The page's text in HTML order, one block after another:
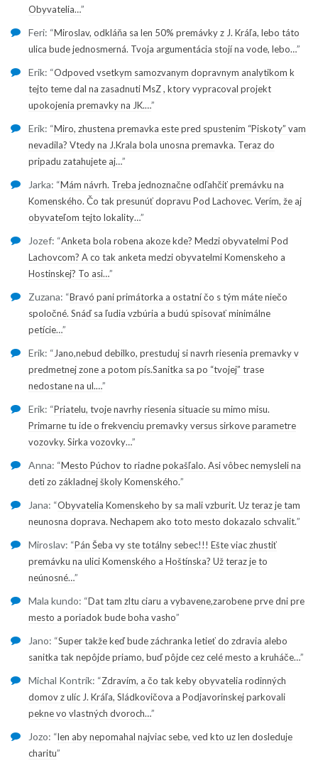
Obyvatelia…”
Feri: “Miroslav, odkláňa sa len 50% premávky z J. Kráľa, lebo táto
ulica bude jednosmerná. Tvoja argumentácia stojí na vode, lebo…”
Erik: “Odpoved vsetkym samozvanym dopravnym analytikom k
tejto teme dal na zasadnuti MsZ , ktory vypracoval projekt
upokojenia premavky na JK.…”
Erik: “Miro, zhustena premavka este pred spustenim “Piskoty” vam
nevadila? Vtedy na J.Krala bola unosna premavka. Teraz do
pripadu zatahujete aj…”
Jarka: “Mám návrh. Treba jednoznačne odľahčiť premávku na
Komenského. Čo tak presunúť dopravu Pod Lachovec. Verím, že aj
obyvateľom tejto lokality…”
Jozef: “Anketa bola robena akoze kde? Medzi obyvatelmi Pod
Lachovcom? A co tak anketa medzi obyvatelmi Komenskeho a
Hostinskej? To asi…”
Zuzana: “Bravó pani primátorka a ostatní čo s tým máte niečo
spoločné. Snáď sa ľudia vzbúria a budú spisovať minimálne
petície…”
Erik: “Jano,nebud debilko, prestuduj si navrh riesenia premavky v
predmetnej zone a potom pís.Sanitka sa po “tvojej” trase
nedostane na ul.…”
Erik: “Priatelu, tvoje navrhy riesenia situacie su mimo misu.
Primarne tu ide o frekvenciu premavky versus sirkove parametre
vozovky. Sirka vozovky…”
Anna: “Mesto Púchov to riadne pokašľalo. Asi vôbec nemysleli na
deti zo základnej školy Komenského.”
Jana: “Obyvatelia Komenskeho by sa mali vzburit. Uz teraz je tam
neunosna doprava. Nechapem ako toto mesto dokazalo schvalit.”
Miroslav: “Pán Šeba vy ste totálny sebec!!! Ešte viac zhustiť
premávku na ulici Komenského a Hoštínska? Už teraz je to
neúnosné…”
Mala kundo: “Dat tam zltu ciaru a vybavene,zarobene prve dni pre
mesto a poriadok bude boha vasho”
Jano: “Super takže keď bude záchranka letieť do zdravia alebo
sanitka tak nepôjde priamo, buď pôjde cez celé mesto a kruháče…”
Michal Kontrík: “Zdravím, a čo tak keby obyvatelia rodinných
domov z ulíc J. Kráľa, Sládkovičova a Podjavorinskej parkovali
pekne vo vlastných dvoroch…”
Jozo: “len aby nepomahal najviac sebe, ved kto uz len dosleduje
charitu”